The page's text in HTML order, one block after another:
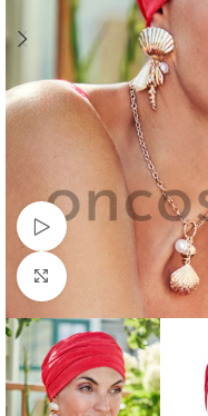
Watch video
Clique para ver maior